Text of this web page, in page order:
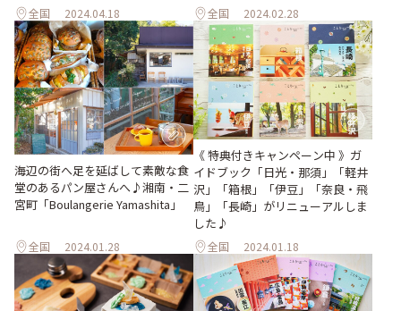
全国 2024.04.18 全国 2024.02.28
海辺の街へ足を延ばして素敵な食
堂のあるパン屋さんへ♪湘南・二
宮町「Boulangerie Yamashita」
全国 2024.01.28
《 特典付きキャンペーン中 》ガ
イドブック「日光・那須」「軽井
沢」「箱根」「伊豆」「奈良・飛
鳥」「長崎」がリニューアルしま
した♪
全国 2024.01.18